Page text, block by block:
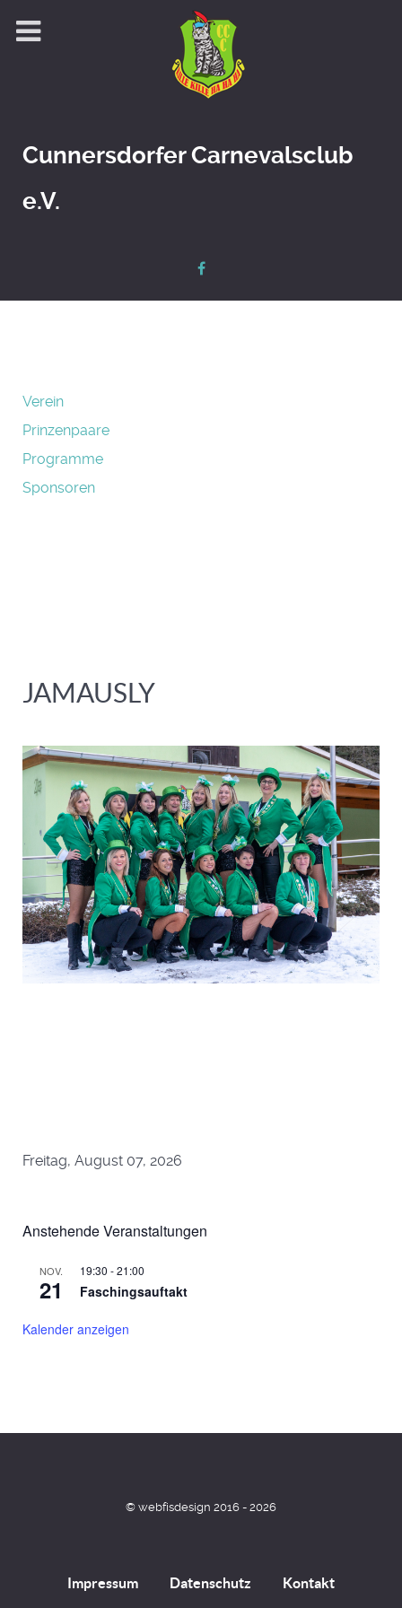
Cunnersdorfer Carnevalsclub
e.V.
Verein
Prinzenpaare
Programme
Sponsoren
JAMAUSLY
Freitag, August 07, 2026
Anstehende Veranstaltungen
NOV.
21
19:30 -21:00
Faschingsauftakt
Kalender anzeigen
© webfisdesign 2016 - 2026
Impressum Datenschutz Kontakt